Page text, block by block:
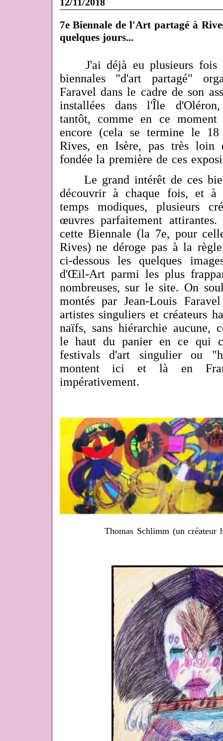
7e Biennale de l'Art partagé à
quelques jours...
J'ai déjà eu plusieurs fois
biennales "d'art partagé"
Faravel dans le cadre de son
installées dans l'Île
tantôt, comme en ce
encore (cela se termine le 18
Rives, en Isère, pas très
fondée la première de ces
Le grand intérêt de ces
découvrir à chaque fois, et
temps modiques, plusieurs
œuvres parfaitement
cette Biennale (la 7e, pour
Rives) ne déroge pas à la
ci-dessous les quelques
d'Œil-Art parmi les plus
nombreuses, sur le site. On
montés par Jean-Louis
artistes singuliers et créateurs
naïfs, sans hiérarchie aucune,
le haut du panier en ce qui
festivals d'art singulier ou
montent ici et là en
impérativement.
Thomas Schlimm (un créateur